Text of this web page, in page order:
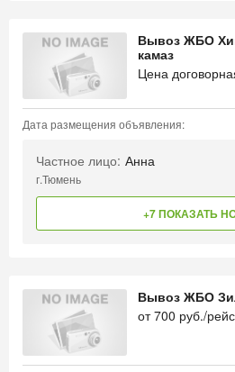
Вывоз ЖБО
камаз
Цена
Дата размещения объявления:
Частное лицо: Анна
г.Тюмень
+7 ПОКАЗАТЬ
Вывоз ЖБО
от700 руб./рейс